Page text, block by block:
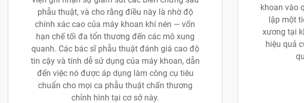
phẫu thuật, và cho rằng điều này là nhờ độ
chính xác cao của máy khoan khí nén — vốn
hạn chế tối đa tổn thương đến các mô xung
quanh. Các bác sĩ phẫu thuật đánh giá cao độ
tin cậy và tính dễ sử dụng của máy khoan, dẫn
đến việc nó được áp dụng làm công cụ tiêu
chuẩn cho mọi ca phẫu thuật chấn thương
chỉnh hình tại cơ sở này.
khoan vào
lập một
xương tại
hiệu quả